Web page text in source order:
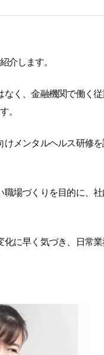
介します。
く、金融機関で働く
。
メンタルヘルス研修
場づくりを目的に、
に早く気づき、日常